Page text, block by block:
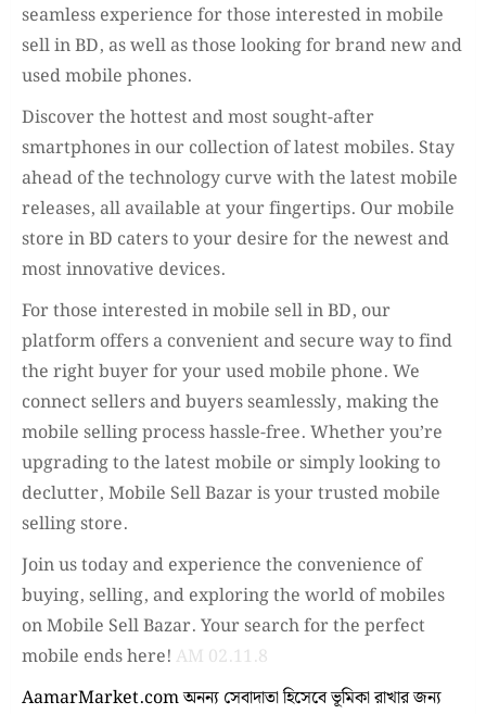
seamless experience for those interested in mobile
sell in BD, as well as those looking for brand new and
used mobile phones.
Discover the hottest and most sought-after
smartphones in our collection of latest mobiles. Stay
ahead of the technology curve with the latest mobile
releases, all available at your fingertips. Our mobile
store in BD caters to your desire for the newest and
most innovative devices.
For those interested in mobile sell in BD, our
platform offers a convenient and secure way to find
the right buyer for your used mobile phone. We
connect sellers and buyers seamlessly, making the
mobile selling process hassle-free. Whether you’re
upgrading to the latest mobile or simply looking to
declutter, Mobile Sell Bazar is your trusted mobile
selling store.
Join us today and experience the convenience of
buying, selling, and exploring the world of mobiles
on Mobile Sell Bazar. Your search for the perfect
mobile ends here! AM 02.11.8
AamarMarket.com অনন্য সেবাদাতা হিসেবে ভূমিকা রাখার জন্য